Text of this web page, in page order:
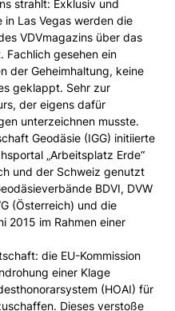
strahlt: Exklusiv und
Las Vegas werden die
VDVmagazins über das
Fachlich gesehen ein
der Geheimhaltung, keine
geklappt. Sehr zur
der eigens dafür
unterzeichnen musste.
Geodäsie (IGG) initiierte
„Arbeitsplatz Erde“
und der Schweiz genutzt
BDVI, DVW
(Österreich) und die
2015 im Rahmen einer
die EU-Kommission
einer Klage
(HOAI) für
Dieses verstoße